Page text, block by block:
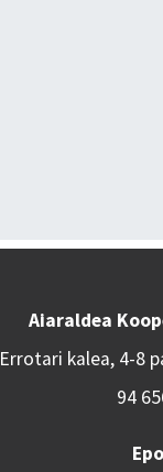
Aiaraldea
Errotari kalea, 4-8
94